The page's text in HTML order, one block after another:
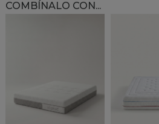
COMBÍNALO CON...